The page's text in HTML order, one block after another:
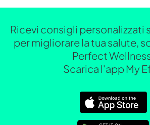
Ricevi consigli personalizzati
per migliorare la tua salute,
Perfect
Scarica l'app My